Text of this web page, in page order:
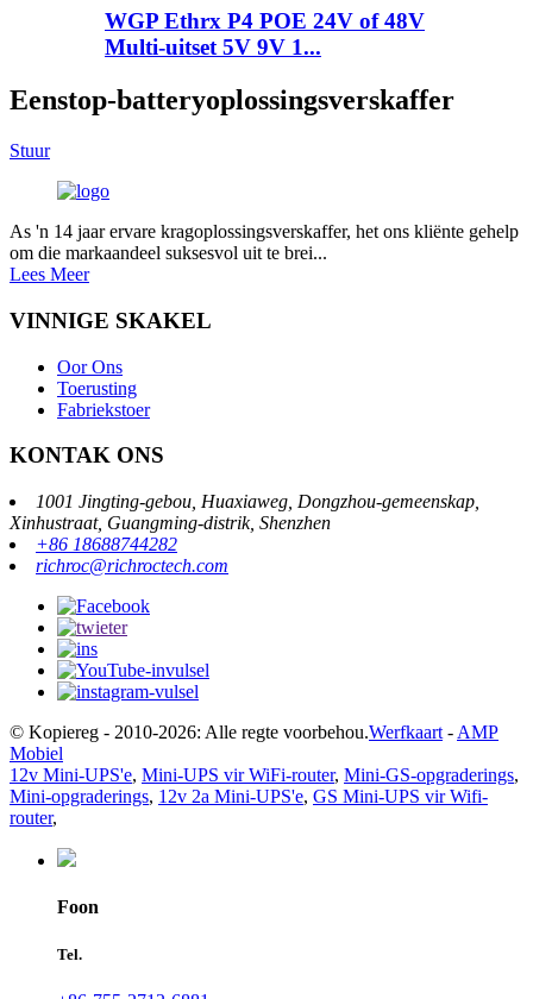
WGP Ethrx P4 POE 24V of 48V
Multi-uitset 5V 9V 1...
Eenstop-batteryoplossingsverskaffer
Stuur
As 'n 14 jaar ervare kragoplossingsverskaffer, het ons kliënte gehelp
om die markaandeel suksesvol uit te brei...
Lees Meer
VINNIGE SKAKEL
Oor Ons
Toerusting
Fabriekstoer
KONTAK ONS
1001 Jingting-gebou, Huaxiaweg, Dongzhou-gemeenskap,
Xinhustraat, Guangming-distrik, Shenzhen
+86 18688744282
richroc@richroctech.com
© Kopiereg - 2010-2026: Alle regte voorbehou.Werfkaart - AMP
Mobiel
12v Mini-UPS'e, Mini-UPS vir WiFi-router, Mini-GS-opgraderings,
Mini-opgraderings, 12v 2a Mini-UPS'e, GS Mini-UPS vir Wifi-
router,
Foon
Tel.